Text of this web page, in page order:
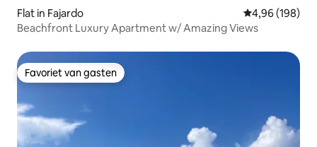
Flat in Fajardo Gemiddelde
4,96 (198)
Beachfront Luxury Apartment w/ Amazing Views
Favoriet van gasten
Favoriet van gasten